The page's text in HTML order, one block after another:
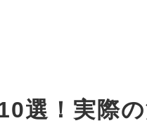
選！実際